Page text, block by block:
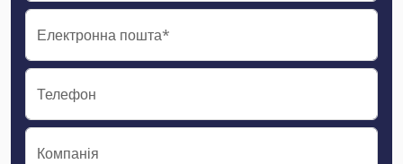
Електронна пошта*
Телефон
Компанія